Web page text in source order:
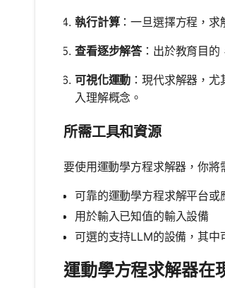
執行計算：一旦選擇方程，求
查看逐步解答：出於教育目的
可視化運動 ：現代求解器，
入理解概念。
所需工具和資源
要使用運動學方程求解器，你將
可靠的運動學方程求解平台或
用於輸入已知值的輸入設備
可選的支持LLM的設備，其
運動學方程求解器在